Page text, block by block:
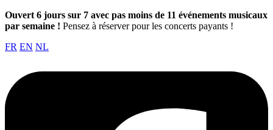
Ouvert 6 jours sur 7 avec pas moins de 11 événements musicaux
par semaine ! Pensez à réserver pour les concerts payants !
FR EN NL